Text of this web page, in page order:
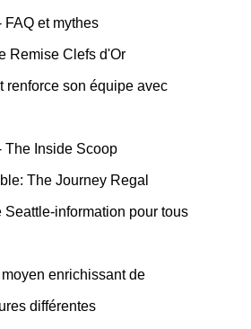
FAQ et mythes
Remise Clefs d'Or
renforce son équipe avec
The Inside Scoop
The Journey Regal
information pour tous
enrichissant de
différentes